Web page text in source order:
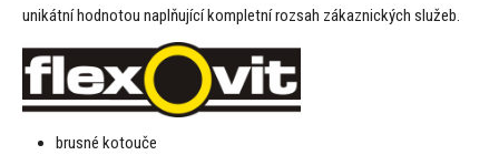
unikátní hodnotou naplňující kompletní rozsah zákaznických služeb.
brusné kotouče